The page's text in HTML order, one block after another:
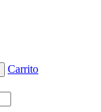
Carrito